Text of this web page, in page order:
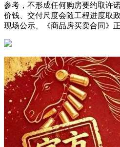
参考，不形成任何购房要约取许
价钱、交付尺度会随工程进度取
现场公示、《商品房买卖合同》